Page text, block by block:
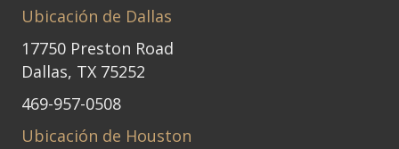
Ubicación de Dallas
17750 Preston Road
Dallas, TX 75252
469-957-0508
Ubicación de Houston